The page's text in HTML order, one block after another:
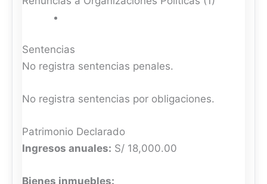
Sentencias
No registra sentencias penales.
No registra sentencias por obligaciones.
Patrimonio Declarado
Ingresos anuales: S/ 18,000.00
Bienes inmuebles: